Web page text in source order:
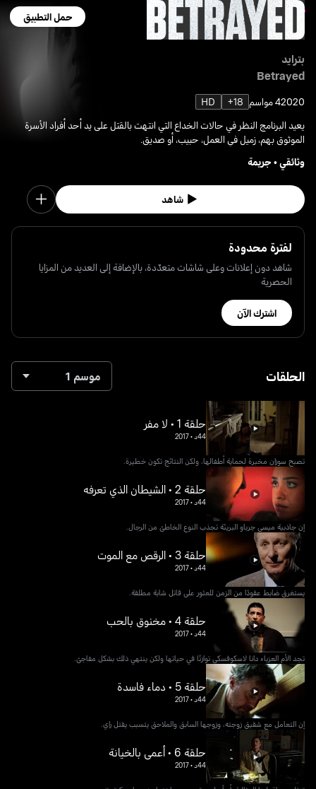
حمل التطبيق
بترايد
Betrayed
20204 مواسم 18+
HD
يعيد البرنامج النظر في حالات الخداع التي انتهت بالقتل على يد أحد أفراد الأسرة
الموثوق بهم، زميل في العمل، حبيب، أو صديق.
وثائقي• جريمة
شاهد
لفترة محدودة
شاهد دون إعلانات وعلى شاشات متعدّدة، بالإضافة إلى العديد من المزايا
الحصرية
اشترك الآن
الحلقات موسم 1
حلقة 1 • لا مفر
44د •
2017
تصبح سوزان مخبرة لحماية أطفالها، ولكن النتائج تكون خطيرة.
حلقة 2 • الشيطان الذي تعرفه
44د •
2017
إن جاذبية ميسي جرباو البريئة تجذب النوع الخاطئ من الرجال.
حلقة 3 • الرقص مع الموت
44د •
2017
يستغرق ضابط عقودًا من الزمن للعثور على قاتل شابة مطلقة.
حلقة 4 • مخنوق بالحب
44د •
2017
تجد الأم العزباء دانا لاسكوفسكي توازنًا في حياتها ولكن ينتهي ذلك بشكل مفاجئ.
حلقة 5 • دماء فاسدة
44د •
2017
إن التعامل مع شقيق زوجته، وزوجها السابق والملاحق يتسبب يقتل راي.
حلقة 6 • أعمى بالخيانة
44د •
2017